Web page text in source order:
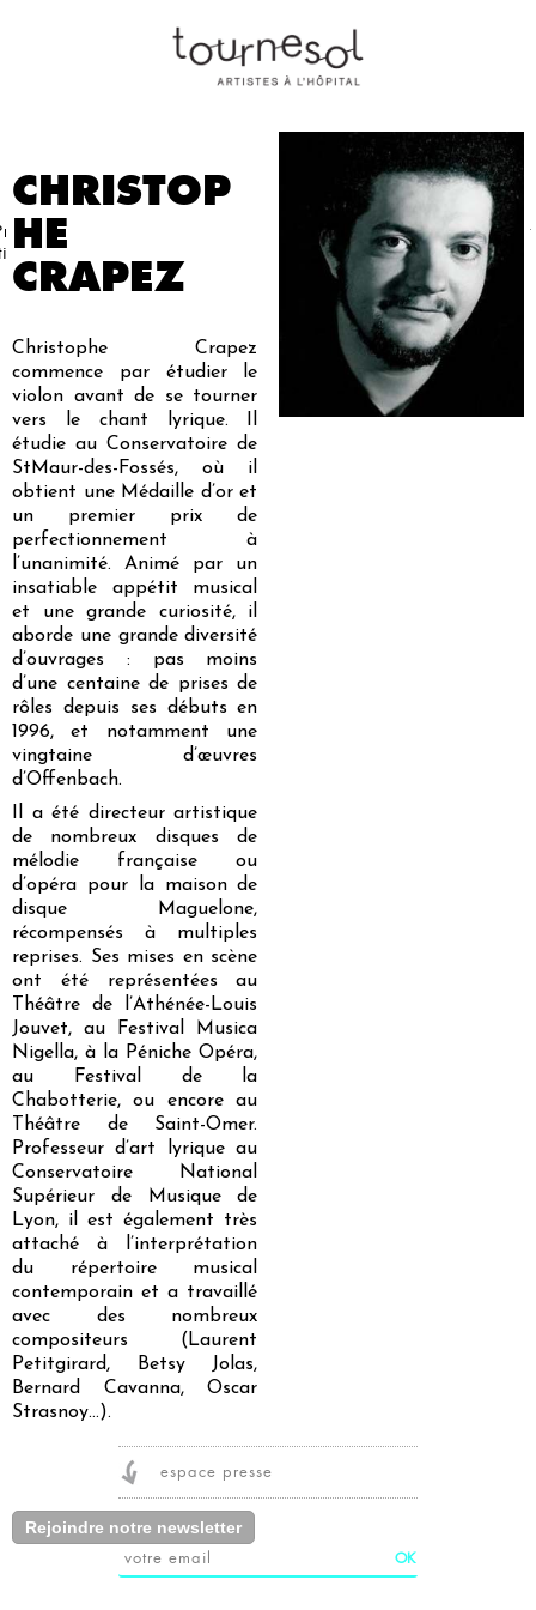
Nous
soutenir
Presse Contact
CHRISTOP
HE
CRAPEZ
Christophe Crapez
commence par étudier le
violon avant de se tourner
vers le chant lyrique. Il
étudie au Conservatoire de
StMaur-des-Fossés, où il
obtient une Médaille d’or et
un premier prix de
perfectionnement à
l’unanimité. Animé par un
insatiable appétit musical
et une grande curiosité, il
aborde une grande diversité
d’ouvrages : pas moins
d’une centaine de prises de
rôles depuis ses débuts en
1996, et notamment une
vingtaine d’œuvres
d’Offenbach.
Il a été directeur artistique
de nombreux disques de
mélodie française ou
d’opéra pour la maison de
disque Maguelone,
récompensés à multiples
reprises. Ses mises en scène
ont été représentées au
Théâtre de l’Athénée-Louis
Jouvet, au Festival Musica
Nigella, à la Péniche Opéra,
au Festival de la
Chabotterie, ou encore au
Théâtre de Saint-Omer.
Professeur d’art lyrique au
Conservatoire National
Supérieur de Musique de
Lyon, il est également très
attaché à l’interprétation
du répertoire musical
contemporain et a travaillé
avec des nombreux
compositeurs (Laurent
Petitgirard, Betsy Jolas,
Bernard Cavanna, Oscar
Strasnoy…).
espace presse
Rejoindre notre newsletter